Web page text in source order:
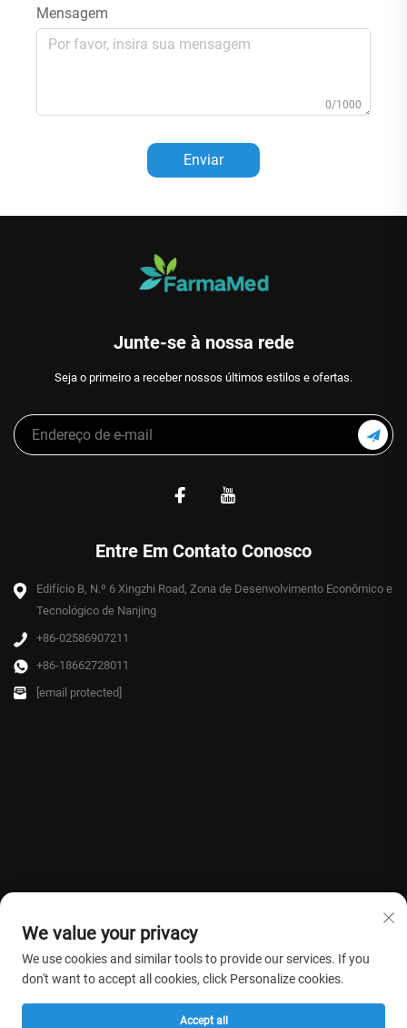
Mensagem
0/1000
Enviar
Junte-se à nossa rede
Seja o primeiro a receber nossos últimos estilos e ofertas.
Entre Em Contato Conosco
Edifício B, N.º 6 Xingzhi Road, Zona de Desenvolvimento Econômico e
Tecnológico de Nanjing
+86-02586907211
+86-18662728011
[email protected]
Direitos autorais © 2026 Farmasino Medical Co.,Ltd. Todos os direitos
Política de privacidade
We value your privacy
We use cookies and similar tools to provide our services. If you
don't want to accept all cookies, click Personalize cookies.
Accept all